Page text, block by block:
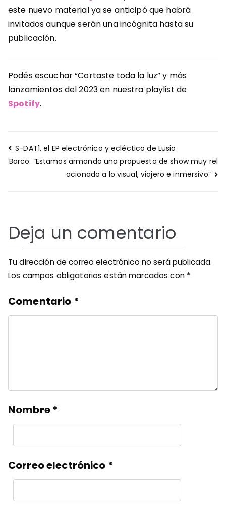
este nuevo material ya se anticipó que habrá
invitados aunque serán una incógnita hasta su
publicación.
Podés escuchar “Cortaste toda la luz” y más
lanzamientos del 2023 en nuestra playlist de
Spotify.
Navegación
de
S-DAT1, el EP electrónico y ecléctico de Lusio
Barco: “Estamos armando una propuesta de show muy rel
acionado a lo visual, viajero e inmersivo”
Deja un comentario
Tu dirección de correo electrónico no será publicada.
Los campos obligatorios están marcados con *
Comentario *
Nombre*
Correo electrónico *